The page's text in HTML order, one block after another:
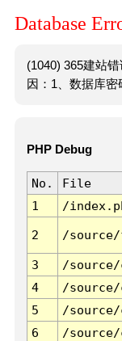
Database
(1040) 365建站
因：1、数据库密
PHP Debug
No. File
1
/
2 /
3 /
4
/
5
/
6
/